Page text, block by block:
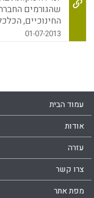
שהגורמים
החינוכיים,
המכשולים
הרשת; כל גורם
01-07-2013
עמוד הבית
אודות
עזרה
צרו קשר
מפת אתר